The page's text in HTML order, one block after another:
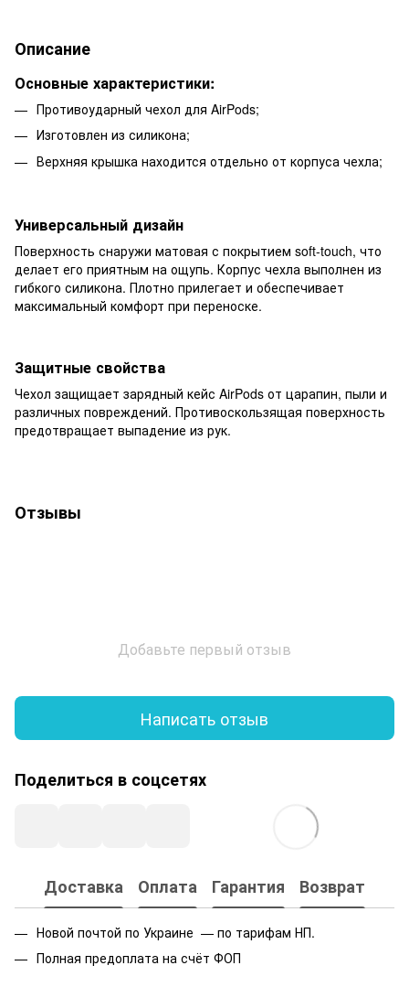
Описание
Основные характеристики:
Противоударный чехол для AirPods;
Изготовлен из силикона;
Верхняя крышка находится отдельно от корпуса чехла;
Универсальный дизайн
Поверхность снаружи матовая с покрытием soft-touch, что
делает его приятным на ощупь. Корпус чехла выполнен из
гибкого силикона. Плотно прилегает и обеспечивает
максимальный комфорт при переноске.
Защитные свойства
Чехол защищает зарядный кейс AirPods от царапин, пыли и
различных повреждений. Противоскользящая поверхность
предотвращает выпадение из рук.
Отзывы
Добавьте первый отзыв
Написать отзыв
Поделиться в соцсетях
Доставка Оплата Гарантия Возврат
Новой почтой по Украине — по тарифам НП.
Полная предоплата на счёт ФОП